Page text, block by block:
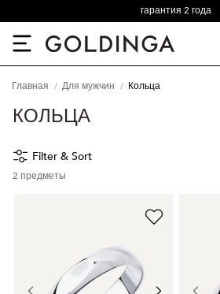
гарантия 2 года
Главная Для мужчин Кольца
КОЛЬЦА
Filter & Sort
2 предметы